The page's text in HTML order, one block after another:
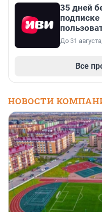
35 дней
До 31
Все
НОВОСТИ